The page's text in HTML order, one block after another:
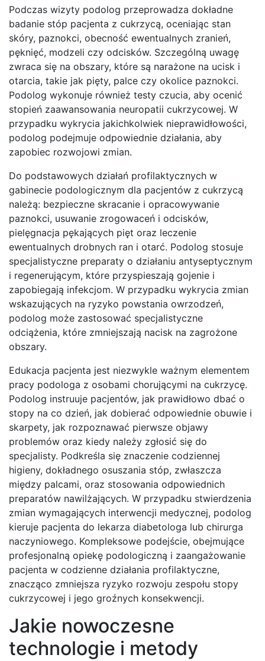
Podczas wizyty podolog przeprowadza dokładne
badanie stóp pacjenta z cukrzycą, oceniając stan
skóry, paznokci, obecność ewentualnych zranień,
pęknięć, modzeli czy odcisków. Szczególną uwagę
zwraca się na obszary, które są narażone na ucisk i
otarcia, takie jak pięty, palce czy okolice paznokci.
Podolog wykonuje również testy czucia, aby ocenić
stopień zaawansowania neuropatii cukrzycowej. W
przypadku wykrycia jakichkolwiek nieprawidłowości,
podolog podejmuje odpowiednie działania, aby
zapobiec rozwojowi zmian.
Do podstawowych działań profilaktycznych w
gabinecie podologicznym dla pacjentów z cukrzycą
należą: bezpieczne skracanie i opracowywanie
paznokci, usuwanie zrogowaceń i odcisków,
pielęgnacja pękających pięt oraz leczenie
ewentualnych drobnych ran i otarć. Podolog stosuje
specjalistyczne preparaty o działaniu antyseptycznym
i regenerującym, które przyspieszają gojenie i
zapobiegają infekcjom. W przypadku wykrycia zmian
wskazujących na ryzyko powstania owrzodzeń,
podolog może zastosować specjalistyczne
odciążenia, które zmniejszają nacisk na zagrożone
obszary.
Edukacja pacjenta jest niezwykle ważnym elementem
pracy podologa z osobami chorującymi na cukrzycę.
Podolog instruuje pacjentów, jak prawidłowo dbać o
stopy na co dzień, jak dobierać odpowiednie obuwie i
skarpety, jak rozpoznawać pierwsze objawy
problemów oraz kiedy należy zgłosić się do
specjalisty. Podkreśla się znaczenie codziennej
higieny, dokładnego osuszania stóp, zwłaszcza
między palcami, oraz stosowania odpowiednich
preparatów nawilżających. W przypadku stwierdzenia
zmian wymagających interwencji medycznej, podolog
kieruje pacjenta do lekarza diabetologa lub chirurga
naczyniowego. Kompleksowe podejście, obejmujące
profesjonalną opiekę podologiczną i zaangażowanie
pacjenta w codzienne działania profilaktyczne,
znacząco zmniejsza ryzyko rozwoju zespołu stopy
cukrzycowej i jego groźnych konsekwencji.
Jakie nowoczesne
technologie i metody